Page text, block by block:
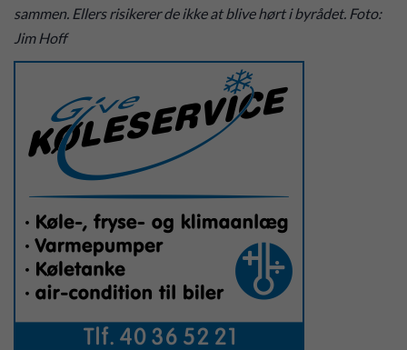
sammen. Ellers risikerer de ikke at blive hørt i byrådet. Foto:
Jim Hoff